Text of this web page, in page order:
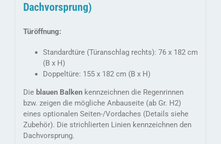
Dachvorsprung)
Türöffnung:
Standardtüre (Türanschlag rechts): 76 x 182 cm
(B x H)
Doppeltüre: 155 x 182 cm (B x H)
Die blauen Balkenkennzeichnen die Regenrinnen
bzw. zeigen die mögliche Anbauseite (ab Gr. H2)
eines optionalen Seiten-/Vordaches (Details siehe
Zubehör). Die strichlierten Linien kennzeichnen den
Dachvorsprung.